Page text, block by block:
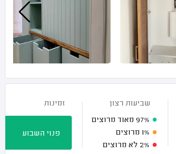
שביעות רצון
97% מאוד מרוצים
1% מרוצים
2% לא מרוצים
זמינות
פנוי השבוע